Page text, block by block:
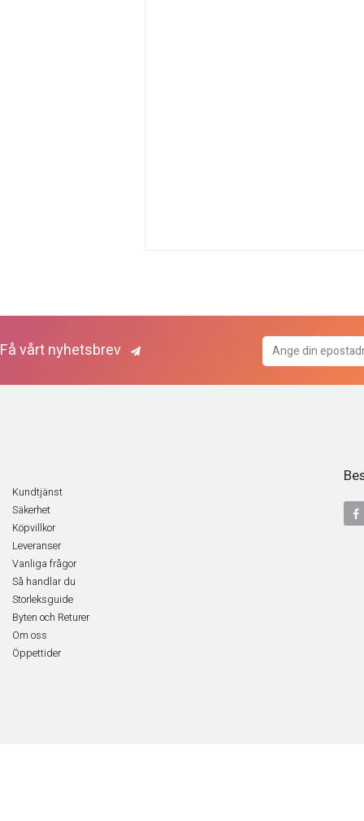
Få vårt nyhetsbrev
Kundtjänst
Säkerhet
Köpvillkor
Leveranser
Vanliga frågor
Så handlar du
Storleksguide
Byten och Returer
Om oss
Öppettider